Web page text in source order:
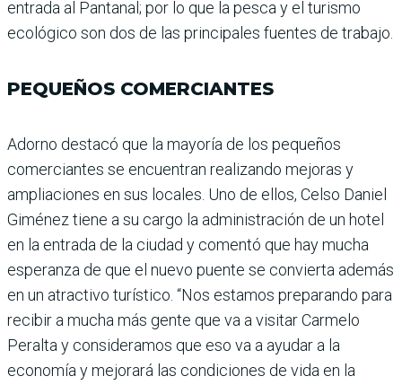
entrada al Pantanal; por lo que la pesca y el turismo
ecológico son dos de las principales fuentes de trabajo.
PEQUEÑOS COMERCIANTES
Adorno destacó que la mayo­ría de los pequeños
comercian­tes se encuentran realizando mejoras y
ampliaciones en sus locales. Uno de ellos, Celso Daniel
Giménez tiene a su cargo la administración de un hotel
en la entrada de la ciudad y comentó que hay mucha
espe­ranza de que el nuevo puente se convierta además
en un atractivo turístico. “Nos esta­mos preparando para
recibir a mucha más gente que va a visi­tar Carmelo
Peralta y conside­ramos que eso va a ayudar a la
economía y mejorará las con­diciones de vida en la